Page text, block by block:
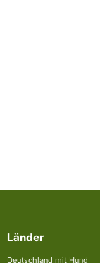
Länder
Deutschland mit Hund